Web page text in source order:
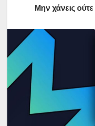
Μην χάνεις